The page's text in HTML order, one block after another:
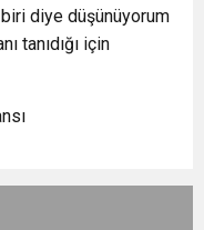
biri diye düşünüyorum
tanıdığı için